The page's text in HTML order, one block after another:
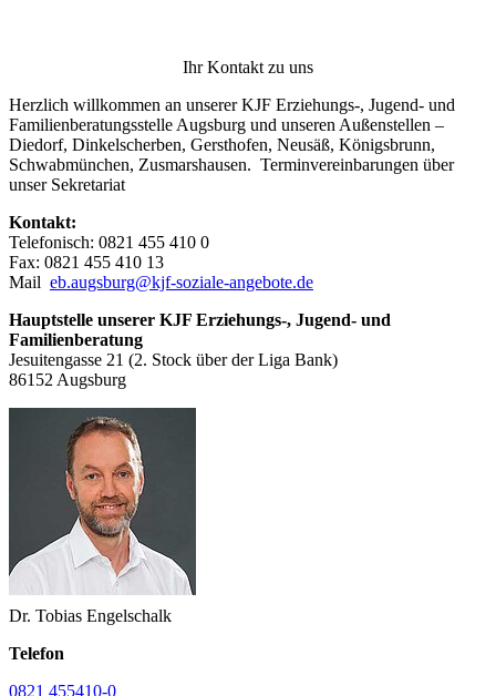
Ihr Kontakt zu uns
Herzlich willkommen an unserer KJF Erziehungs-, Jugend- und
Familienberatungsstelle Augsburg und unseren Außenstellen –
Diedorf, Dinkelscherben, Gersthofen, Neusäß, Königsbrunn,
Schwabmünchen, Zusmarshausen. Terminvereinbarungen über
unser Sekretariat
Kontakt:
Telefonisch: 0821 455 410 0
Fax: 0821 455 410 13
Mail eb.augsburg@kjf-soziale-angebote.de
Hauptstelle unserer KJF Erziehungs-, Jugend- und
Familienberatung
Jesuitengasse 21 (2. Stock über der Liga Bank)
86152 Augsburg
Dr. Tobias Engelschalk
Telefon
0821 455410-0